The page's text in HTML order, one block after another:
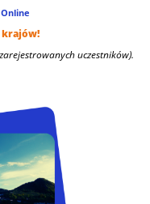
krajów!
uczestników).